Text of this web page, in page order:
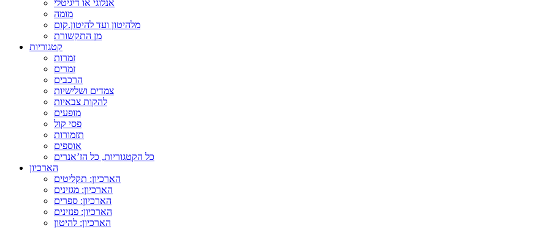
אנלוגי או דיגיטלי
מומה
מלהיטון ועד להיטון.קום
מן התקשורת
קטגוריות
זמרות
זמרים
הרכבים
צמדים ושלישיות
להקות צבאיות
מופעים
פסי קול
תזמורות
אוספים
כל הקטגוריות, כל הז’אנרים
הארכיון
הארכיון: תקליטים
הארכיון: מגזינים
הארכיון: ספרים
הארכיון: פנזינים
הארכיון: להיטון